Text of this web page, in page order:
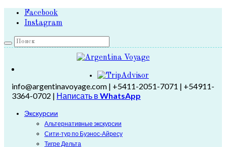
Facebook
Instagram
info@argentinavoyage.com | +5411-2051-7071 | +54911-
3364-0702 | Написать в WhatsApp
Экскурсии
Альтернативные экскурсии
Сити-тур по Буэнос-Айресу
Тигре Дельта